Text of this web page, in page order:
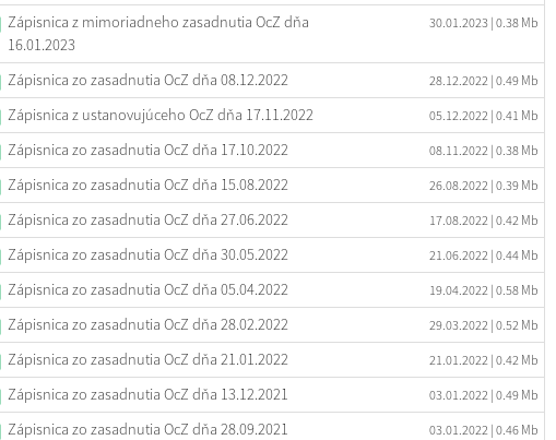
Zápisnica z mimoriadneho zasadnutia OcZ dňa
16.01.2023
30.01.2023| 0.38 Mb
Zápisnica zo zasadnutia OcZ dňa 08.12.2022 28.12.2022| 0.49 Mb
Zápisnica z ustanovujúceho OcZ dňa 17.11.2022 05.12.2022| 0.41 Mb
Zápisnica zo zasadnutia OcZ dňa 17.10.2022 08.11.2022| 0.38 Mb
Zápisnica zo zasadnutia OcZ dňa 15.08.2022 26.08.2022| 0.39 Mb
Zápisnica zo zasadnutia OcZ dňa 27.06.2022 17.08.2022| 0.42 Mb
Zápisnica zo zasadnutia OcZ dňa 30.05.2022 21.06.2022| 0.44 Mb
Zápisnica zo zasadnutia OcZ dňa 05.04.2022 19.04.2022| 0.58 Mb
Zápisnica zo zasadnutia OcZ dňa 28.02.2022 29.03.2022| 0.52 Mb
Zápisnica zo zasadnutia OcZ dňa 21.01.2022 21.01.2022| 0.42 Mb
Zápisnica zo zasadnutia OcZ dňa 13.12.2021 03.01.2022| 0.49 Mb
Zápisnica zo zasadnutia OcZ dňa 28.09.2021 03.01.2022| 0.46 Mb